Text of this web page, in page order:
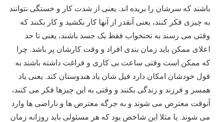
باشند که سرشان را بریده اند. یعنی از شدت کار و خستگی نتوانند
به چیزی فکر کنند، یعنی آنقدر از آنها کار بکشید و کار بکنند که
وقتی می رسند به تختخواب فقط یک جسد باشند، یعنی تا حد
اعلای ممکن باید زمان بندی افراد و وقت کارشان پر باشد. چرا
که ممکن است وقتی ساعت بی کاری و فراغت داشته باشند به
قول خودشان امکان دارد فیل شان یاد هندوستان کند. یعنی یاد
همسر و فرزند و زندگی بکنند و وقتی به این چیزها فکر می کنند،
آنوقت معترض می شوند و به جرگه معترض ها و ناراضی ها وارد
می شوند. یا مثلا این شاخص بود که هر مسئولی باید روزانه زمان